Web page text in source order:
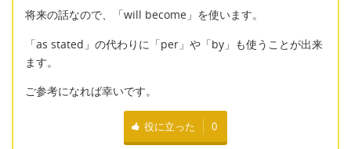
将来の話なので、「will become」を使います。
「as stated」の代わりに「per」や「by」も使うことが出来
ます。
ご参考になれば幸いです。
役に立った 0